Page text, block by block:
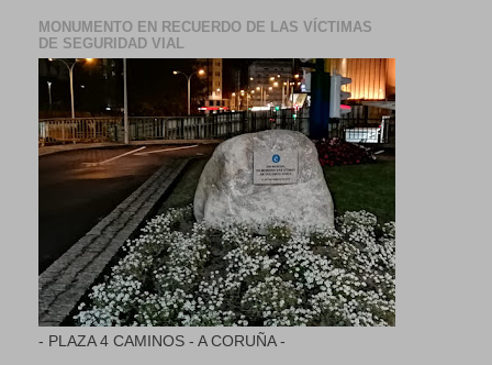
MONUMENTO EN RECUERDO DE LAS VÍCTIMAS
DE SEGURIDAD VIAL
- PLAZA 4 CAMINOS - A CORUÑA -